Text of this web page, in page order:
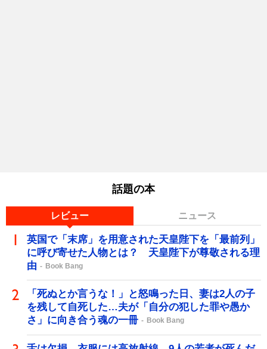
話題の本
レビュー ニュース
英国で「末席」を用意された天皇陛下を「最前列」
に呼び寄せた人物とは？ 天皇陛下が尊敬される理
由
Book Bang
「死ぬとか言うな！」と怒鳴った日、妻は2人の子
を残して自死した…夫が「自分の犯した罪や愚か
さ」に向き合う魂の一冊
Book Bang